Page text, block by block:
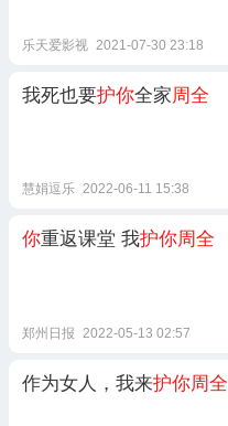
乐天爱影视 2021-07-30 23:18
我死也要护你全家周全
慧娟逗乐 2022-06-11 15:38
你重返课堂 我护你周全
郑州日报 2022-05-13 02:57
作为女人，我来护你周全